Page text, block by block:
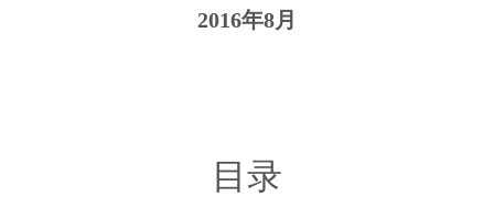
2016年8月
目录